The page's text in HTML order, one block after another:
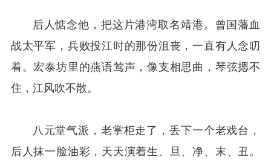
后人惦念他，把这片港湾取名靖港。曾国藩血
战太平军，兵败投江时的那份沮丧，一直有人念叨
着。宏泰坊里的燕语莺声，像支相思曲，琴弦摁不
住，江风吹不散。
八元堂气派，老掌柜走了，丢下一个老戏台，
后人抹一脸油彩，天天演着生、旦、净、末、丑。